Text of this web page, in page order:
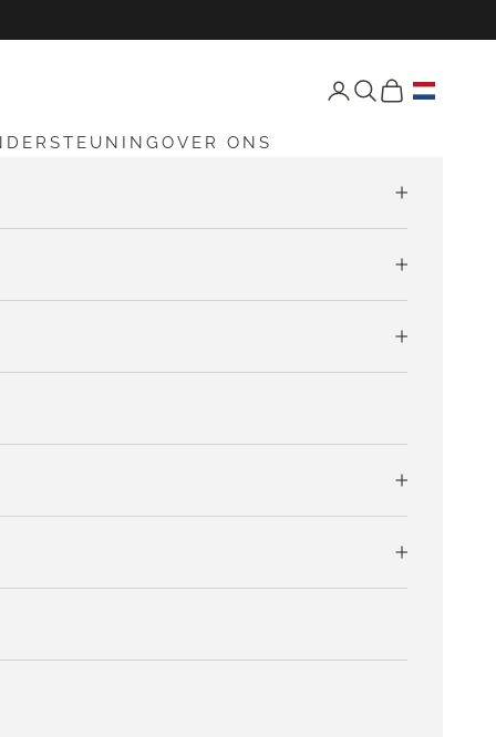
Open accountpagina
Open zoekfunctie
Open
OVER ONS